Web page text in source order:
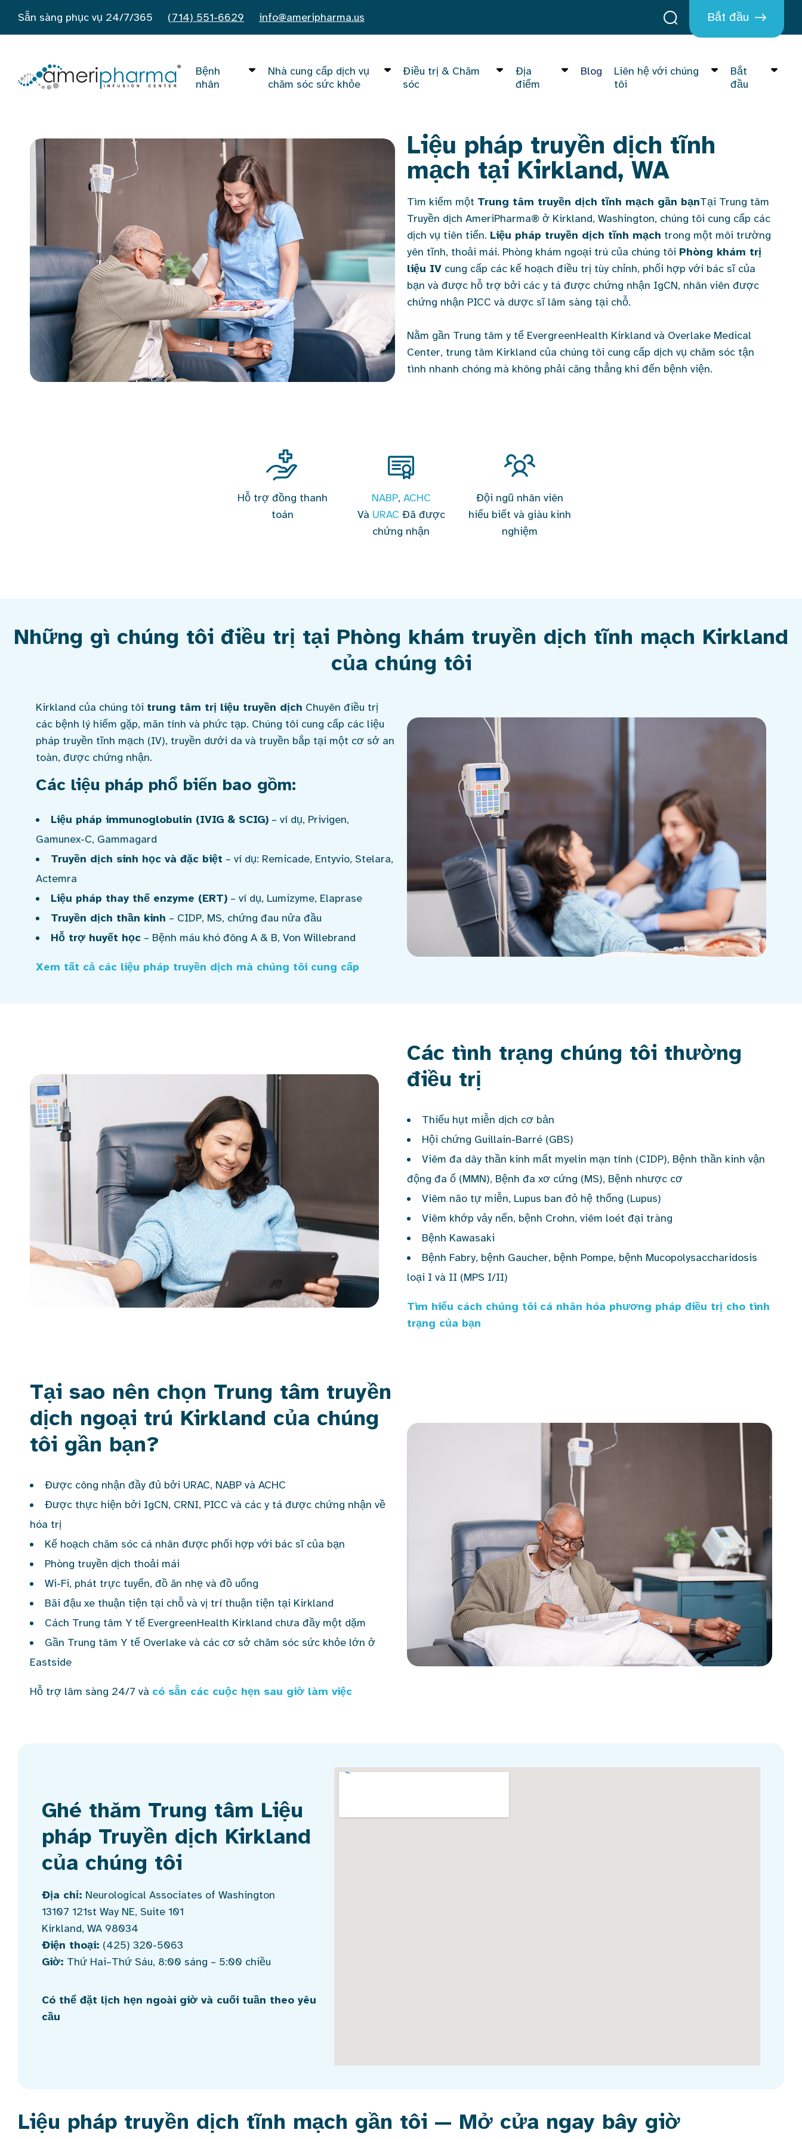
Sẵn sàng phục vụ 24/7/365 (714) 551-6629 info@ameripharma.us Bắt đầu
Bệnh
nhân
Nhà cung cấp dịch vụ
chăm sóc sức khỏe
Điều trị & Chăm
sóc
Địa
điểm
Blog
Liên hệ với chúng
tôi
Bắt
đầu
Liệu pháp truyền dịch tĩnh
mạch tại Kirkland, WA
Tìm kiếm một Trung tâm truyền dịch tĩnh mạch gần bạnTại Trung tâm
Truyền dịch AmeriPharma® ở Kirkland, Washington, chúng tôi cung cấp các
dịch vụ tiên tiến. Liệu pháp truyền dịch tĩnh mạch trong một môi trường
yên tĩnh, thoải mái. Phòng khám ngoại trú của chúng tôi Phòng khám trị
liệu IV cung cấp các kế hoạch điều trị tùy chỉnh, phối hợp với bác sĩ của
bạn và được hỗ trợ bởi các y tá được chứng nhận IgCN, nhân viên được
chứng nhận PICC và dược sĩ lâm sàng tại chỗ.
Nằm gần Trung tâm y tế EvergreenHealth Kirkland và Overlake Medical
Center, trung tâm Kirkland của chúng tôi cung cấp dịch vụ chăm sóc tận
tình nhanh chóng mà không phải căng thẳng khi đến bệnh viện.
Hỗ trợ đồng thanh
toán
NABP, ACHC
Và URAC Đã được
chứng nhận
Đội ngũ nhân viên
hiểu biết và giàu kinh
nghiệm
Những gì chúng tôi điều trị tại Phòng khám truyền dịch tĩnh mạch Kirkland
của chúng tôi
Kirkland của chúng tôi trung tâm trị liệu truyền dịch Chuyên điều trị
các bệnh lý hiếm gặp, mãn tính và phức tạp. Chúng tôi cung cấp các liệu
pháp truyền tĩnh mạch (IV), truyền dưới da và truyền bắp tại một cơ sở an
toàn, được chứng nhận.
Các liệu pháp phổ biến bao gồm:
Liệu pháp immunoglobulin (IVIG & SCIG) – ví dụ, Privigen,
Gamunex-C, Gammagard
Truyền dịch sinh học và đặc biệt – ví dụ: Remicade, Entyvio, Stelara,
Actemra
Liệu pháp thay thế enzyme (ERT) – ví dụ, Lumizyme, Elaprase
Truyền dịch thần kinh – CIDP, MS, chứng đau nửa đầu
Hỗ trợ huyết học – Bệnh máu khó đông A & B, Von Willebrand
Xem tất cả các liệu pháp truyền dịch mà chúng tôi cung cấp
Các tình trạng chúng tôi thường
điều trị
Thiếu hụt miễn dịch cơ bản
Hội chứng Guillain-Barré (GBS)
Viêm đa dây thần kinh mất myelin mạn tính (CIDP), Bệnh thần kinh vận
động đa ổ (MMN), Bệnh đa xơ cứng (MS), Bệnh nhược cơ
Viêm não tự miễn, Lupus ban đỏ hệ thống (Lupus)
Viêm khớp vảy nến, bệnh Crohn, viêm loét đại tràng
Bệnh Kawasaki
Bệnh Fabry, bệnh Gaucher, bệnh Pompe, bệnh Mucopolysaccharidosis
loại I và II (MPS I/II)
Tìm hiểu cách chúng tôi cá nhân hóa phương pháp điều trị cho tình
trạng của bạn
Tại sao nên chọn Trung tâm truyền
dịch ngoại trú Kirkland của chúng
tôi gần bạn?
Được công nhận đầy đủ bởi URAC, NABP và ACHC
Được thực hiện bởi IgCN, CRNI, PICC và các y tá được chứng nhận về
hóa trị
Kế hoạch chăm sóc cá nhân được phối hợp với bác sĩ của bạn
Phòng truyền dịch thoải mái
Wi-Fi, phát trực tuyến, đồ ăn nhẹ và đồ uống
Bãi đậu xe thuận tiện tại chỗ và vị trí thuận tiện tại Kirkland
Cách Trung tâm Y tế EvergreenHealth Kirkland chưa đầy một dặm
Gần Trung tâm Y tế Overlake và các cơ sở chăm sóc sức khỏe lớn ở
Eastside
Hỗ trợ lâm sàng 24/7 và có sẵn các cuộc hẹn sau giờ làm việc
Ghé thăm Trung tâm Liệu
pháp Truyền dịch Kirkland
của chúng tôi
Địa chỉ: Neurological Associates of Washington
13107 121st Way NE, Suite 101
Kirkland, WA 98034
Điện thoại: (425) 320-5063
Giờ: Thứ Hai–Thứ Sáu, 8:00 sáng – 5:00 chiều
Có thể đặt lịch hẹn ngoài giờ và cuối tuần theo yêu
cầu
Liệu pháp truyền dịch tĩnh mạch gần tôi — Mở cửa ngay bây giờ